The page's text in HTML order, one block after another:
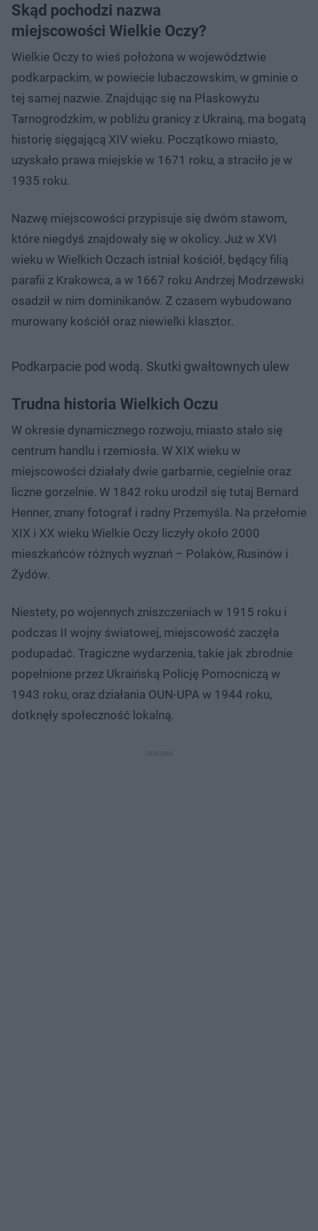
Skąd pochodzi nazwa
miejscowości Wielkie Oczy?
Wielkie Oczy to wieś położona w województwie
podkarpackim, w powiecie lubaczowskim, w gminie o
tej samej nazwie. Znajdując się na Płaskowyżu
Tarnogrodzkim, w pobliżu granicy z Ukrainą, ma bogatą
historię sięgającą XIV wieku. Początkowo miasto,
uzyskało prawa miejskie w 1671 roku, a straciło je w
1935 roku.
Nazwę miejscowości przypisuje się dwóm stawom,
które niegdyś znajdowały się w okolicy. Już w XVI
wieku w Wielkich Oczach istniał kościół, będący filią
parafii z Krakowca, a w 1667 roku Andrzej Modrzewski
osadził w nim dominikanów. Z czasem wybudowano
murowany kościół oraz niewielki klasztor.
Podkarpacie pod wodą. Skutki gwałtownych ulew
Trudna historia Wielkich Oczu
W okresie dynamicznego rozwoju, miasto stało się
centrum handlu i rzemiosła. W XIX wieku w
miejscowości działały dwie garbarnie, cegielnie oraz
liczne gorzelnie. W 1842 roku urodził się tutaj Bernard
Henner, znany fotograf i radny Przemyśla. Na przełomie
XIX i XX wieku Wielkie Oczy liczyły około 2000
mieszkańców różnych wyznań – Polaków, Rusinów i
Żydów.
Niestety, po wojennych zniszczeniach w 1915 roku i
podczas II wojny światowej, miejscowość zaczęła
podupadać. Tragiczne wydarzenia, takie jak zbrodnie
popełnione przez Ukraińską Policję Pomocniczą w
1943 roku, oraz działania OUN-UPA w 1944 roku,
dotknęły społeczność lokalną.